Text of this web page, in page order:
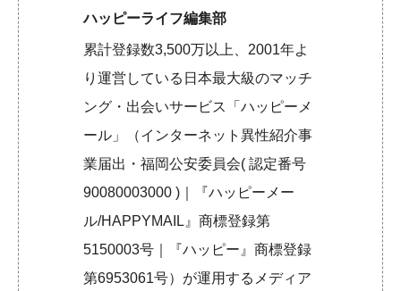
ハッピーライフ編集部
累計登録数3,500万以上、2001年よ
り運営している日本最大級のマッチ
ング・出会いサービス「ハッピーメ
ール」（インターネット異性紹介事
業届出・福岡公安委員会( 認定番号
90080003000 )｜『ハッピーメー
ル/HAPPYMAIL』商標登録第
5150003号｜『ハッピー』商標登録
第6953061号）が運用するメディア